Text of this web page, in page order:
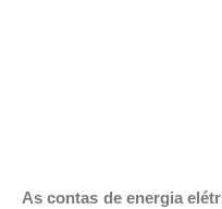
As contas de energia